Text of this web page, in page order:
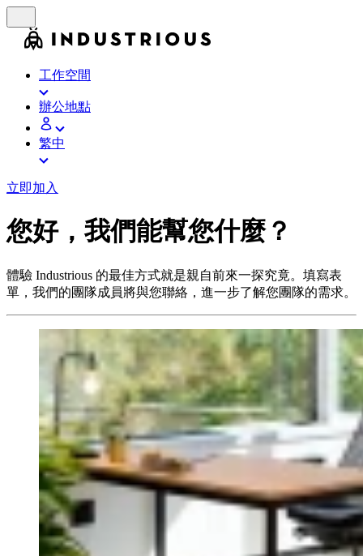
工作空間
辦公地點
繁中
立即加入
您好，我們能幫您什麼？
體驗 Industrious 的最佳方式就是親自前來一探究竟。填寫表
單，我們的團隊成員將與您聯絡，進一步了解您團隊的需求。